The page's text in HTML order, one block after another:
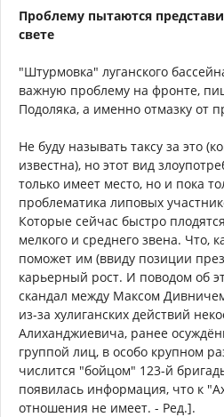
Проблему пытаются
свете
"Штурмовка" луганского
важную проблему на фронте,
Подоляка, а именно отмазку от
Не буду называть таксу за это
известна), но этот вид
только имеет место, но и пока
проблематика липовых
Которые сейчас быстро
мелкого и среднего звена. Что,
поможет им (ввиду позиции
карьерный рост. И поводом об
скандал между Максом
из-за хулиганских действий
Алиханджиевича, ранее
группой лиц, в особо крупном
числится "бойцом" 123-й
появилась информация, что к
отношения не имеет. - Ред.].